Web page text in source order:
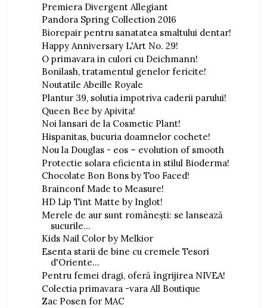
Premiera Divergent Allegiant
Pandora Spring Collection 2016
Biorepair pentru sanatatea smaltului dentar!
Happy Anniversary L'Art No. 29!
O primavara in culori cu Deichmann!
Bonilash, tratamentul genelor fericite!
Noutatile Abeille Royale
Plantur 39, solutia impotriva caderii parului!
Queen Bee by Apivita!
Noi lansari de la Cosmetic Plant!
Hispanitas, bucuria doamnelor cochete!
Nou la Douglas - eos – evolution of smooth
Protectie solara eficienta in stilul Bioderma!
Chocolate Bon Bons by Too Faced!
Brainconf Made to Measure!
HD Lip Tint Matte by Inglot!
Merele de aur sunt româneşti: se lansează
sucurile...
Kids Nail Color by Melkior
Esenta starii de bine cu cremele Tesori
d'Oriente...
Pentru femei dragi, oferă îngrijirea NIVEA!
Colectia primavara -vara All Boutique
Zac Posen for MAC